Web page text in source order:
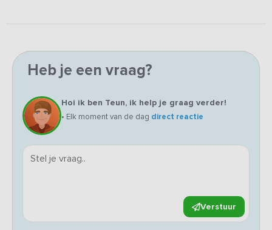
Heb je een vraag?
Hoi ik ben Teun, ik help je graag verder!
• Elk moment van de dag direct reactie
Verstuur